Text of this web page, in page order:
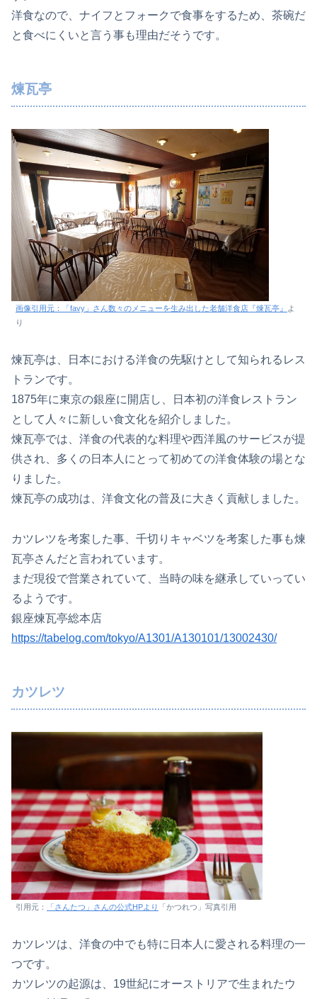
洋食なので、ナイフとフォークで食事をするため、茶碗だ
と食べにくいと言う事も理由だそうです。
煉瓦亭
画像引用元：「favy」さん数々のメニューを生み出した老舗洋食店『煉瓦亭』
よ
り
煉瓦亭は、日本における洋食の先駆けとして知られるレス
トランです。
1875年に東京の銀座に開店し、日本初の洋食レストラン
として人々に新しい食文化を紹介しました。
煉瓦亭では、洋食の代表的な料理や西洋風のサービスが提
供され、多くの日本人にとって初めての洋食体験の場とな
りました。
煉瓦亭の成功は、洋食文化の普及に大きく貢献しました。
カツレツを考案した事、千切りキャベツを考案した事も煉
瓦亭さんだと言われています。
まだ現役で営業されていて、当時の味を継承していってい
るようです。
銀座煉瓦亭総本店
https://tabelog.com/tokyo/A1301/A130101/13002430/
カツレツ
引用元： 「さんたつ」さんの公式HPより 「かつれつ」写真引用
カツレツは、洋食の中でも特に日本人に愛される料理の一
つです。
カツレツの起源は、19世紀にオーストリアで生まれたウ